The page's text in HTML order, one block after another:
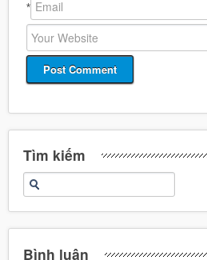
*
Tìm kiếm
Bình luận